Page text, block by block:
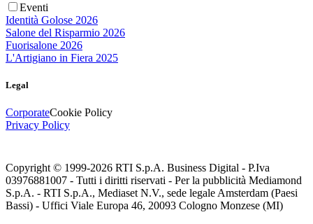
Eventi
Identità Golose 2026
Salone del Risparmio 2026
Fuorisalone 2026
L'Artigiano in Fiera 2025
Legal
CorporateCookie Policy
Privacy Policy
Copyright © 1999-2026 RTI S.p.A. Business Digital - P.Iva
03976881007 - Tutti i diritti riservati - Per la pubblicità Mediamond
S.p.A. - RTI S.p.A., Mediaset N.V., sede legale Amsterdam (Paesi
Bassi) - Uffici Viale Europa 46, 20093 Cologno Monzese (MI)